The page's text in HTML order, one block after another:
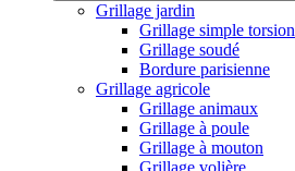
Grillage jardin
Grillage simple torsion
Grillage soudé
Bordure parisienne
Grillage agricole
Grillage animaux
Grillage à poule
Grillage à mouton
Grillage volière